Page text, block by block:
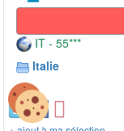
IT - 55***
Italie